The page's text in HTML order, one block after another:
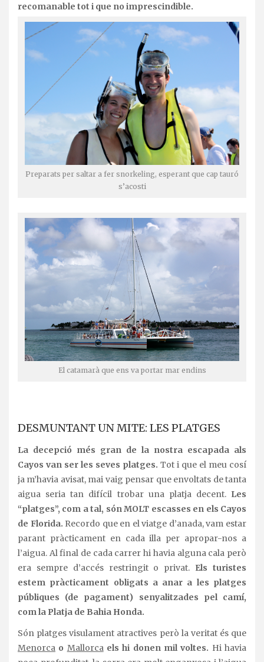
recomanable tot i que no imprescindible.
Preparats per saltar a fer snorkeling, esperant que cap tauró
s’acosti
El catamarà que ens va portar mar endins
DESMUNTANT UN MITE: LES PLATGES
La decepció més gran de la nostra escapada als
Cayos van ser les seves platges. Tot i que el meu cosí
ja m’havia avisat, mai vaig pensar que envoltats de tanta
aigua seria tan difícil trobar una platja decent. Les
“platges”, com a tal, són MOLT escasses en els Cayos
de Florida. Recordo que en el viatge d’anada, vam estar
parant pràcticament en cada illa per apropar-nos a
l’aigua. Al final de cada carrer hi havia alguna cala però
era sempre d’accés restringit o privat. Els turistes
estem pràcticament obligats a anar a les platges
públiques (de pagament) senyalitzades pel camí,
com la Platja de Bahia Honda.
Són platges visulament atractives però la veritat és que
Menorca o Mallorcaels hi donen mil voltes. Hi havia